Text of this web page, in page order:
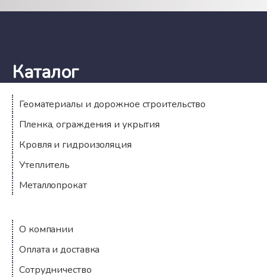
Каталог
Геоматериалы и дорожное строительство
Пленка, ограждения и укрытия
Кровля и гидроизоляция
Утеплитель
Металлопрокат
Компания
О компании
Оплата и доставка
Сотрудничество